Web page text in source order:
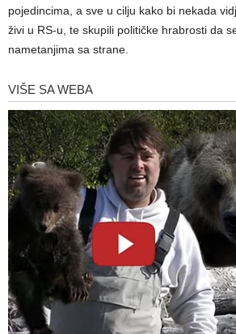
pojedincima, a sve u cilju kako bi nekada
živi u RS-u, te skupili političke hrabrosti da
nametanjima sa strane.